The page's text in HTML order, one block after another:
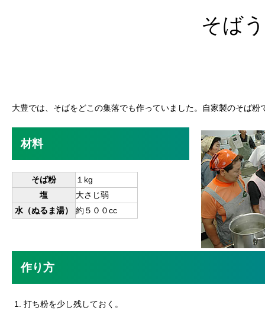
そば
大豊では、そばをどこの集落でも作っていました。自家製のそば
材料
そば粉
１kg
塩
大さじ弱
水（ぬるま湯）
約５００cc
作り方
打ち粉を少し残しておく。